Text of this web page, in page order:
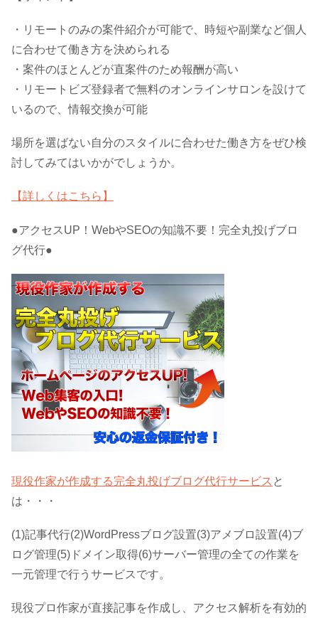
・リモートのみの案件紹介が可能で、時短や副業など個人
に合わせて働き方を決められる
・案件のほとんどが直案件のため報酬が高い
・リモートビズ登録者で無料のオンラインサロンを設けて
いるので、情報交換が可能
場所を選ばない自分のスタイルに合わせた働き方をぜひ検
討してみてはいかがでしょうか。
【詳しくはこちら】
●アクセスUP！WebやSEOの知識不要！完全丸投げブロ
グ代行●
現役作家が作成する完全丸投げブログ代行サービス と
は・・・
(1)記事代行(2)WordPressブログ設置(3)アメブロ設置(4)ブ
ログ管理(5)ドメイン取得(6)サーバー管理の全ての作業を
一元管理で行うサービスです。
現役プロ作家が直接記事を作成し、アクセス解析を有効的